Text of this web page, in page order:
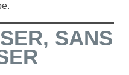
SANS